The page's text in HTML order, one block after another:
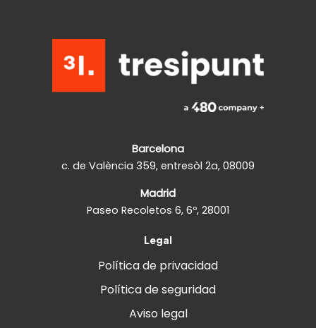
Barcelona
c. de València 359, entresòl 2a, 08009
Madrid
Paseo Recoletos 6, 6º, 28001
Legal
Política de privacidad
Política de seguridad
Aviso legal